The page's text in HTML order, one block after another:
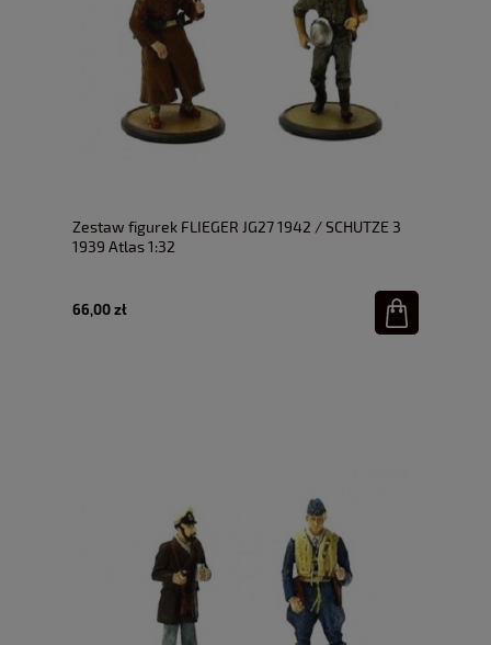
Zestaw figurek FLIEGER JG27 1942 / SCHUTZE 3
1939 Atlas 1:32
66,00 zł